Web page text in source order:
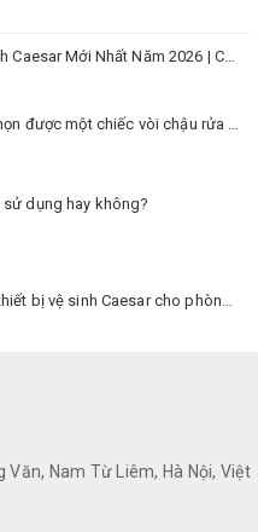
Tiêu chí để có thể lựa chọn được một chiếc vòi chậu rửa mặt Caesar phù hợp
dụng hay không?
Kinh nghiệm chọn mua thiết bị vệ sinh Caesar cho phòng trọ
Văn, Nam Từ Liêm, Hà Nội, Việt